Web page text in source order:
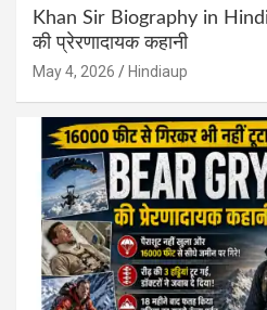
Khan Sir Biography in
की प्रेरणादायक कहानी
May 4, 2026 Hindiaup